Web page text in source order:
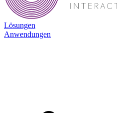
Lösungen
Anwendungen